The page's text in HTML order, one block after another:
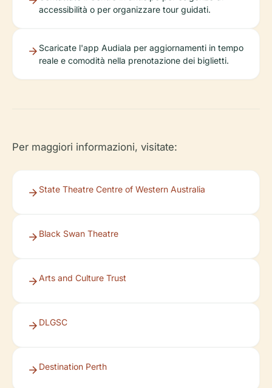
accessibilità o per organizzare tour guidati.
Scaricate l'app Audiala per aggiornamenti in tempo
reale e comodità nella prenotazione dei biglietti.
Per maggiori informazioni, visitate:
State Theatre Centre of Western Australia
Black Swan Theatre
Arts and Culture Trust
DLGSC
Destination Perth